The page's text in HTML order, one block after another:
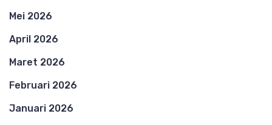
Mei 2026
April 2026
Maret 2026
Februari 2026
Januari 2026